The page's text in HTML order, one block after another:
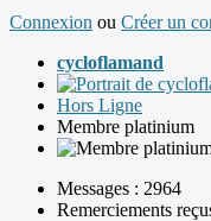
Connexion ou Créer un
cycloflamand
Hors Ligne
Membre platinium
Messages : 2964
Remerciements